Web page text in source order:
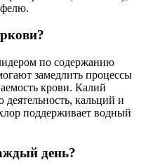
по содержанию
замедлить процессы
крови. Калий
деятельность, кальций и
поддерживает водный
день?